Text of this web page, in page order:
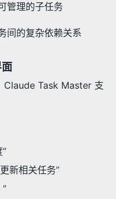
管理的子任务
间的复杂依赖关系
Claude Task Master 支
新相关任务”